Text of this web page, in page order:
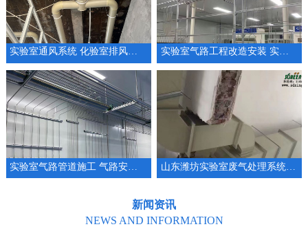
实验室通风系统 化验室排风系统整体规划设计 实验室气路工程改造安装 实验室管道厂家
山东潍坊实验室废气处理系统安装设计实验室通排风系统
新闻资讯
NEWS AND INFORMATION